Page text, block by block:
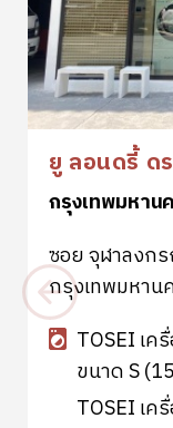
ยู ลอนดรี้ ด
กรุงเทพมหาน
ซอย จุฬาลงก
กรุงเทพมหาน
TOSEI เค
ขนาด S
TOSEI เค